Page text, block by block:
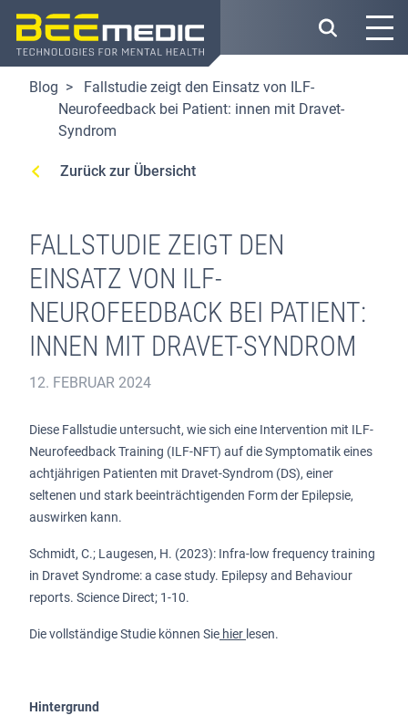
Direkt
zum
Inhalt
Blog
Fallstudie zeigt den Einsatz von ILF-
Neurofeedback bei Patient: innen mit Dravet-
Syndrom
Zurück zur Übersicht
FALLSTUDIE ZEIGT DEN
EINSATZ VON ILF-
NEUROFEEDBACK BEI PATIENT:
INNEN MIT DRAVET-SYNDROM
12. FEBRUAR 2024
Diese Fallstudie untersucht, wie sich eine Intervention mit ILF-
Neurofeedback Training (ILF-NFT) auf die Symptomatik eines
achtjährigen Patienten mit Dravet-Syndrom (DS), einer
seltenen und stark beeinträchtigenden Form der Epilepsie,
auswirken kann.
Schmidt, C.; Laugesen, H. (2023): Infra-low frequency training
in Dravet Syndrome: a case study. Epilepsy and Behaviour
reports. Science Direct; 1-10.
Die vollständige Studie können Sie hier lesen.
Hintergrund